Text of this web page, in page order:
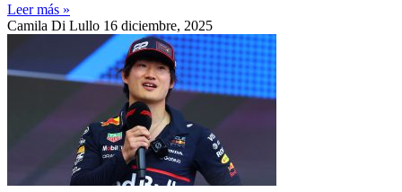
Leer más »
Camila Di Lullo 16 diciembre, 2025